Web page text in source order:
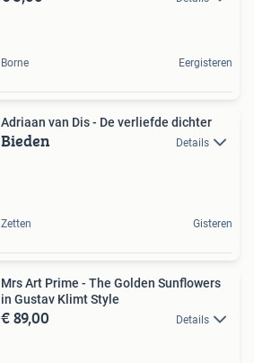
Borne Eergisteren
Adriaan van Dis - De verliefde dichter
Bieden Details
Zetten Gisteren
Mrs Art Prime - The Golden Sunflowers
in Gustav Klimt Style
€ 89,00 Details